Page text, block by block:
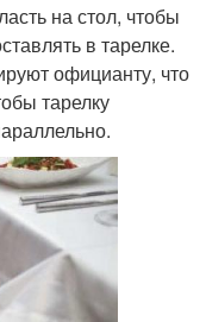
на стол, чтобы
в тарелке.
официанту, что
тарелку